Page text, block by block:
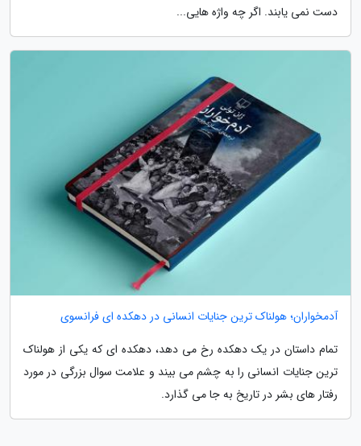
دست نمی یابند. اگر چه واژه هایی...
آدمخواران؛ هولناک ترین جنایات انسانی در دهکده ای فرانسوی
تمام داستان در یک دهکده رخ می دهد، دهکده ای که یکی از هولناک
ترین جنایات انسانی را به چشم می بیند و علامت سوال بزرگی در مورد
رفتار های بشر در تاریخ به جا می گذارد.